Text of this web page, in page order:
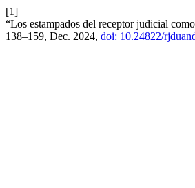
[1]
“Los estampados del receptor judicial
138–159, Dec. 2024, doi: 10.24822/